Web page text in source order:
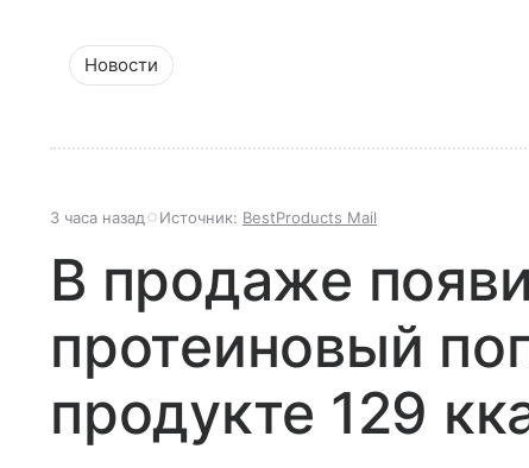
Новости
3 часа назад Источник: BestProducts Mail
В продаже
протеиновый
продукте 129